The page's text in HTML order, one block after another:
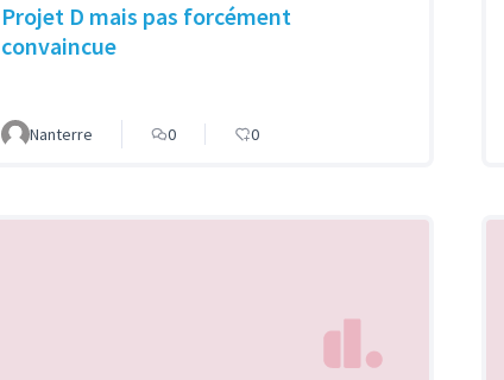
Projet D mais pas forcément
convaincue
Nanterre 0 0